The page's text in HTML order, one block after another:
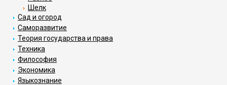
Шелк
Сад и огород
Саморазвитие
Теория государства и права
Техника
Философия
Экономика
Языкознание